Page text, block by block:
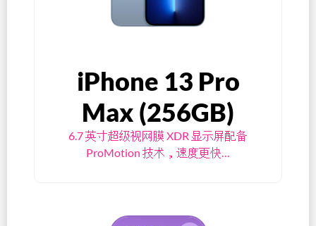
iPhone 13 Pro
Max (256GB)
6.7 英寸超级视网膜 XDR 显示屏配备
ProMotion 技术，速度更快…